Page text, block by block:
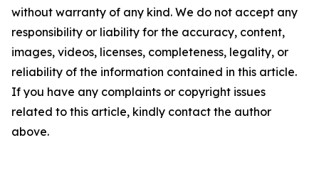
without warranty of any kind. We do not accept any
responsibility or liability for the accuracy, content,
images, videos, licenses, completeness, legality, or
reliability of the information contained in this article.
If you have any complaints or copyright issues
related to this article, kindly contact the author
above.